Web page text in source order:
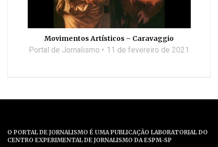
Movimentos Artísticos – Caravaggio
Portal de Jornalismo 11 de fevereiro de 2021
O PORTAL DE JORNALISMO É UMA PUBLICAÇÃO LABORATORIAL DO
CENTRO EXPERIMENTAL DE JORNALISMO DA ESPM-SP